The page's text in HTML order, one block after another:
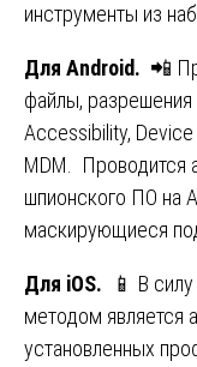
инструменты из
Для Android. 📲
файлы,
Accessibility,
MDM. Проводится
шпионского ПО на
маскирующиеся
Для iOS.
📱 В
методом является
установленных